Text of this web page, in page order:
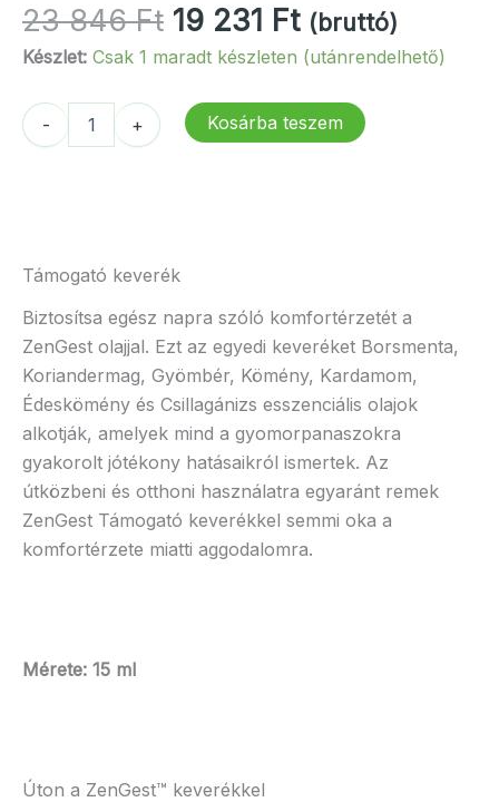
23 846Ft Original
price
23
846 Ft.
19 231 FtCurrent
price
is:
19
231 Ft.
(bruttó)
Készlet: Csak 1 maradt készleten (utánrendelhető)
-
dōTERRA
ZenGest
+ Kosárba teszem
Támogató keverék
Biztosítsa egész napra szóló komfortérzetét a
ZenGest olajjal. Ezt az egyedi keveréket Borsmenta,
Koriandermag, Gyömbér, Kömény, Kardamom,
Édeskömény és Csillagánizs esszenciális olajok
alkotják, amelyek mind a gyomorpanaszokra
gyakorolt jótékony hatásaikról ismertek. Az
útközbeni és otthoni használatra egyaránt remek
ZenGest Támogató keverékkel semmi oka a
komfortérzete miatti aggodalomra.
Mérete: 15 ml
Úton a ZenGest™ keverékkel